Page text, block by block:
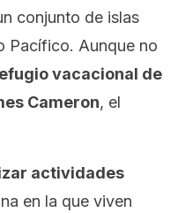
conjunto de islas
Pacífico. Aunque no
vacacional de
Cameron, el
actividades
en la que viven